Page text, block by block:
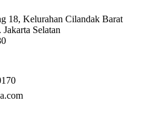
18, Kelurahan Cilandak Barat
Selatan